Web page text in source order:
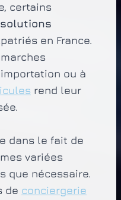
certains
solutions
en France.
ou à
rend leur
dans le fait de
variées
que nécessaire.
de conciergerie